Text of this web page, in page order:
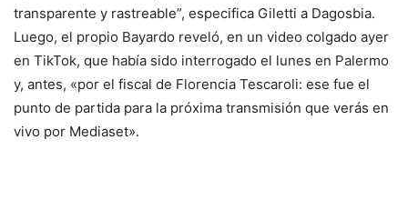
transparente y rastreable”, especifica Giletti a Dagosbia.
Luego, el propio Bayardo reveló, en un video colgado ayer
en TikTok, que había sido interrogado el lunes en Palermo
y, antes, «por el fiscal de Florencia Tescaroli: ese fue el
punto de partida para la próxima transmisión que verás en
vivo por Mediaset».